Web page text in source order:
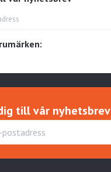
till vår nyhetsbrev